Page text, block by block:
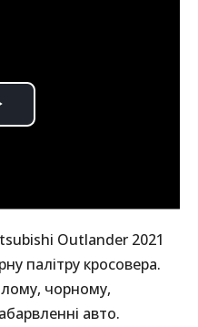
Outlander 2021
палітру кросовера.
чорному,
авто.